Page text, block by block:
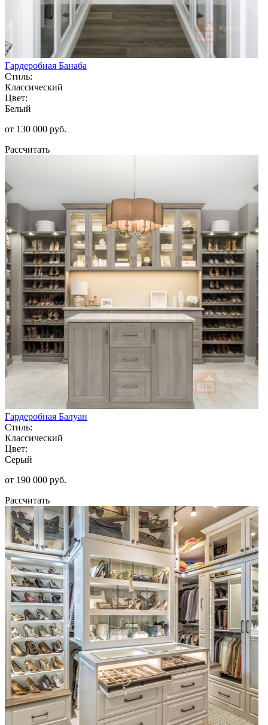
Гардеробная Банаба
Стиль:
Классический
Цвет:
Белый
от 130 000 руб.
Рассчитать
Гардеробная Балуан
Стиль:
Классический
Цвет:
Серый
от 190 000 руб.
Рассчитать